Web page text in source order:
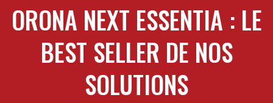
ORONA NEXT ESSENTIA : LE
BEST SELLER DE NOS
SOLUTIONS